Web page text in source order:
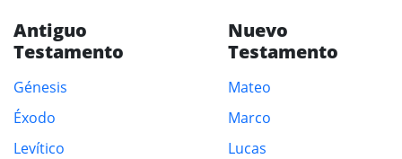
Antiguo
Testamento
Génesis
Éxodo
Levítico
Nuevo
Testamento
Mateo
Marco
Lucas